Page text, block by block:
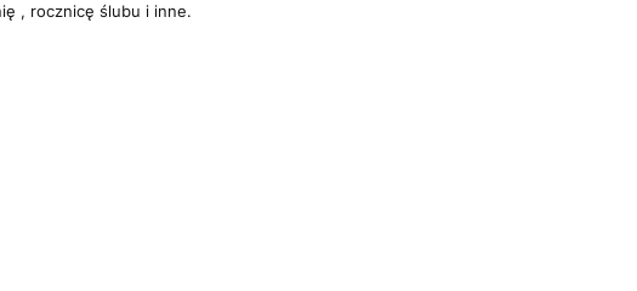
, rocznicę ślubu i inne.